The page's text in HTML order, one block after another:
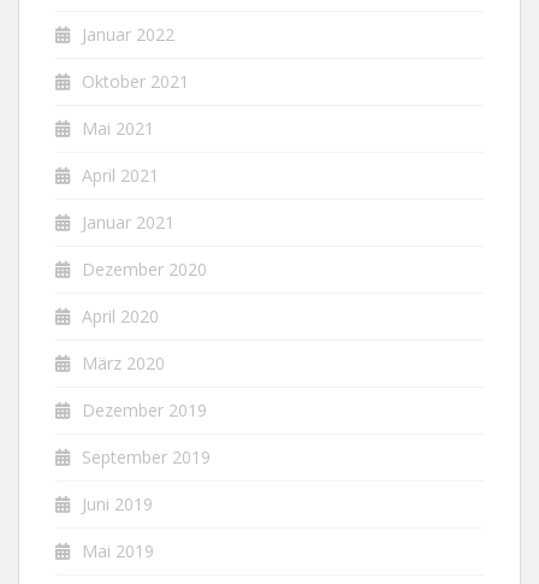
Januar 2022
Oktober 2021
Mai 2021
April 2021
Januar 2021
Dezember 2020
April 2020
März 2020
Dezember 2019
September 2019
Juni 2019
Mai 2019